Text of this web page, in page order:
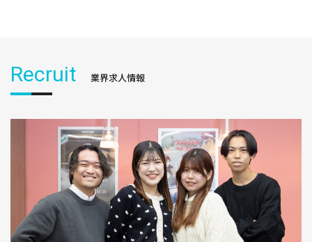
Recruit 業界求人情報